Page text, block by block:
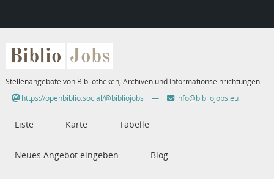
Biblio Jobs
Stellenangebote von Bibliotheken, Archiven und Informationseinrichtungen
https://openbiblio.social/@bibliojobs
— info@bibliojobs.eu
Liste Karte Tabelle
Neues Angebot eingeben Blog